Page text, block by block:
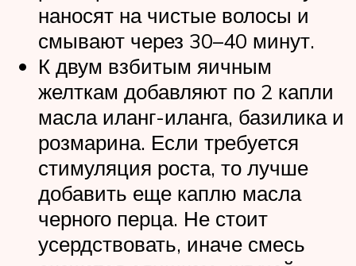
наносят на чистые волосы и
смывают через 30–40 минут.
К двум взбитым яичным
желткам добавляют по 2 капли
масла иланг-иланга, базилика и
розмарина. Если требуется
стимуляция роста, то лучше
добавить еще каплю масла
черного перца. Не стоит
усердствовать, иначе смесь